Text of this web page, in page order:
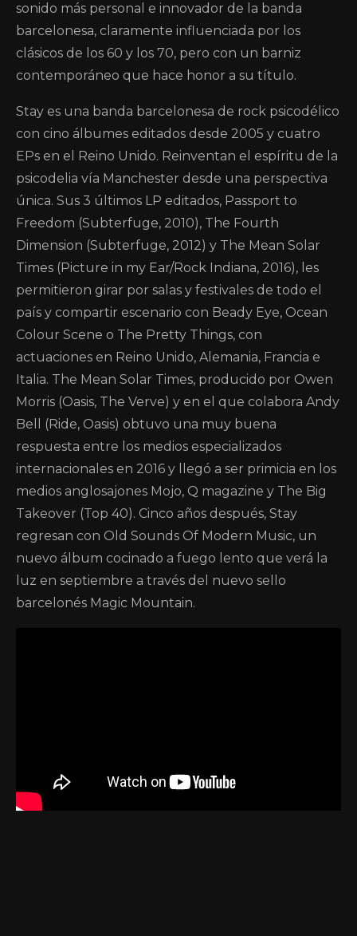
sonido más personal e innovador de la banda
barcelonesa, claramente influenciada por los
clásicos de los 60 y los 70, pero con un barniz
contemporáneo que hace honor a su título.
Stay es una banda barcelonesa de rock psicodélico
con cino álbumes editados desde 2005 y cuatro
EPs en el Reino Unido. Reinventan el espíritu de la
psicodelia vía Manchester desde una perspectiva
única. Sus 3 últimos LP editados, Passport to
Freedom (Subterfuge, 2010), The Fourth
Dimension (Subterfuge, 2012) y The Mean Solar
Times (Picture in my Ear/Rock Indiana, 2016), les
permitieron girar por salas y festivales de todo el
país y compartir escenario con Beady Eye, Ocean
Colour Scene o The Pretty Things, con
actuaciones en Reino Unido, Alemania, Francia e
Italia. The Mean Solar Times, producido por Owen
Morris (Oasis, The Verve) y en el que colabora Andy
Bell (Ride, Oasis) obtuvo una muy buena
respuesta entre los medios especializados
internacionales en 2016 y llegó a ser primicia en los
medios anglosajones Mojo, Q magazine y The Big
Takeover (Top 40). Cinco años después, Stay
regresan con Old Sounds Of Modern Music, un
nuevo álbum cocinado a fuego lento que verá la
luz en septiembre a través del nuevo sello
barcelonés Magic Mountain.